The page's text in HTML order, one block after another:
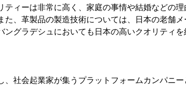
ィーは非常に高く、家庭の事情や結婚などの理
、革製品の製造技術については、日本の老舗メ
グラデシュにおいても日本の高いクオリティを
、社会起業家が集うプラットフォームカンパニー